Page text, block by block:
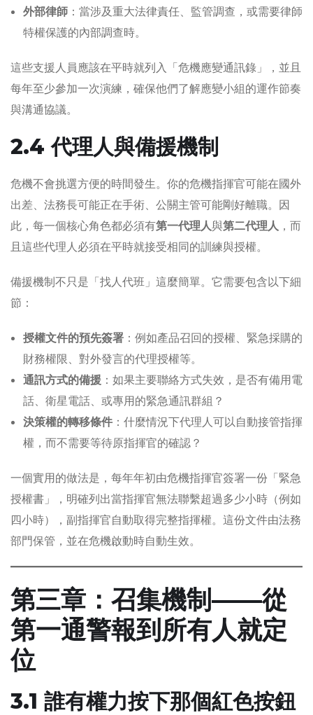
外部律師 ：當涉及重大法律責任、監管調查，或需要律師
特權保護的內部調查時。
這些支援人員應該在平時就列入「危機應變通訊錄」，並且
每年至少參加一次演練，確保他們了解應變小組的運作節奏
與溝通協議。
2.4 代理人與備援機制
危機不會挑選方便的時間發生。你的危機指揮官可能在國外
出差、法務長可能正在手術、公關主管可能剛好離職。因
此，每一個核心角色都必須有第一代理人與第二代理人 ，而
且這些代理人必須在平時就接受相同的訓練與授權。
備援機制不只是「找人代班」這麼簡單。它需要包含以下細
節：
授權文件的預先簽署 ：例如產品召回的授權、緊急採購的
財務權限、對外發言的代理授權等。
通訊方式的備援 ：如果主要聯絡方式失效，是否有備用電
話、衛星電話、或專用的緊急通訊群組？
決策權的轉移條件 ：什麼情況下代理人可以自動接管指揮
權，而不需要等待原指揮官的確認？
一個實用的做法是，每年年初由危機指揮官簽署一份「緊急
授權書」，明確列出當指揮官無法聯繫超過多少小時（例如
四小時），副指揮官自動取得完整指揮權。這份文件由法務
部門保管，並在危機啟動時自動生效。
第三章：召集機制——從
第一通警報到所有人就定
位
3.1 誰有權力按下那個紅色按鈕